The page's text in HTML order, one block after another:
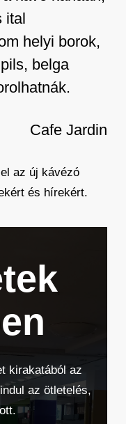
ital
helyi borok,
belga
Cafe Jardin
az új kávézó
és hírekért.
kirakatából az
az ötletelés,